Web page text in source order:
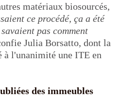
matériaux biosourcés,
ce procédé, ça a été
pas comment
Julia Borsatto, dont la
à l'unanimité une ITE en
des immeubles